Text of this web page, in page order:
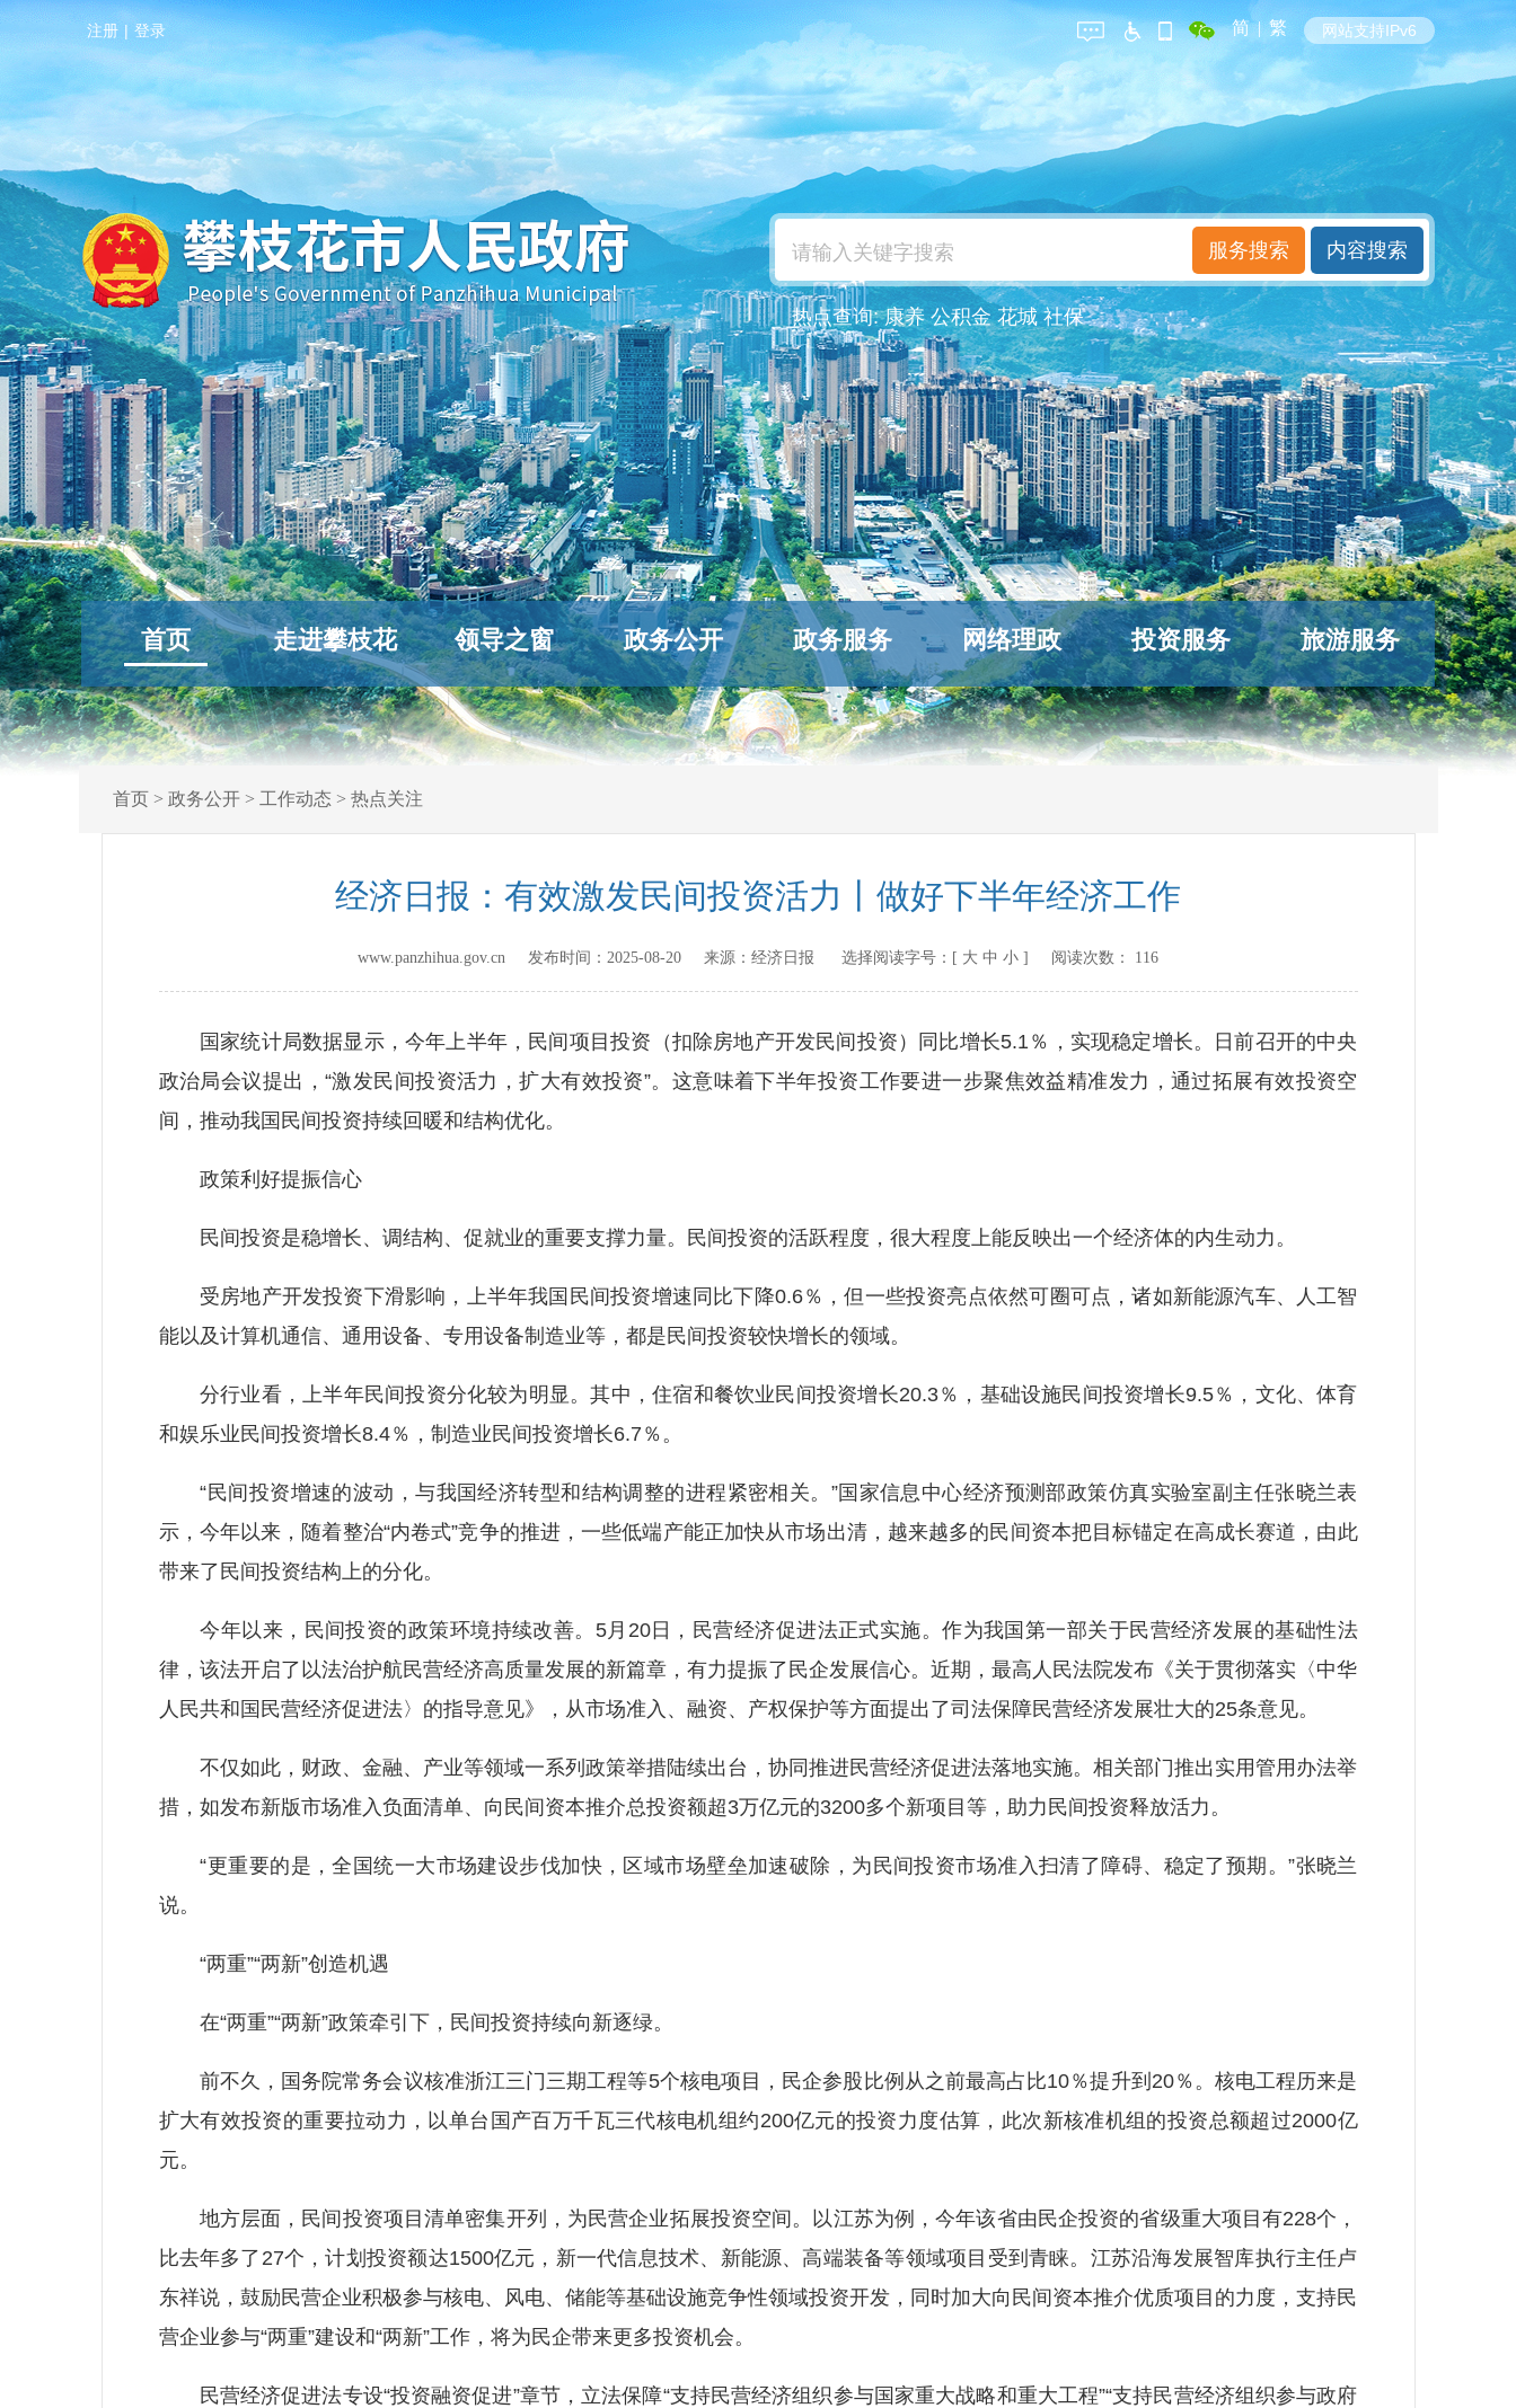
注册 | 登录 简 | 繁 网站支持IPv6
热点查询:康养 公积金 花城 社保
首页 走进攀枝花 领导之窗 政务公开 政务服务 网络理政 投资服务 旅游服务
首页> 政务公开> 工作动态 > 热点关注
经济日报：有效激发民间投资活力丨做好下半年经济工作
www.panzhihua.gov.cn 发布时间： 2025-08-20 来源： 经济日报 选择阅读字号：[ 大 中 小 ] 阅读次数： 116
国家统计局数据显示，今年上半年，民间项目投资（扣除房地产开发民间投资）同比增长5.1％，实现稳定增长。日前召开的中央
政治局会议提出，“激发民间投资活力，扩大有效投资”。这意味着下半年投资工作要进一步聚焦效益精准发力，通过拓展有效投资空
间，推动我国民间投资持续回暖和结构优化。
政策利好提振信心
民间投资是稳增长、调结构、促就业的重要支撑力量。民间投资的活跃程度，很大程度上能反映出一个经济体的内生动力。
受房地产开发投资下滑影响，上半年我国民间投资增速同比下降0.6％，但一些投资亮点依然可圈可点，诸如新能源汽车、人工智
能以及计算机通信、通用设备、专用设备制造业等，都是民间投资较快增长的领域。
分行业看，上半年民间投资分化较为明显。其中，住宿和餐饮业民间投资增长20.3％，基础设施民间投资增长9.5％，文化、体育
和娱乐业民间投资增长8.4％，制造业民间投资增长6.7％。
“民间投资增速的波动，与我国经济转型和结构调整的进程紧密相关。”国家信息中心经济预测部政策仿真实验室副主任张晓兰表
示，今年以来，随着整治“内卷式”竞争的推进，一些低端产能正加快从市场出清，越来越多的民间资本把目标锚定在高成长赛道，由此
带来了民间投资结构上的分化。
今年以来，民间投资的政策环境持续改善。5月20日，民营经济促进法正式实施。作为我国第一部关于民营经济发展的基础性法
律，该法开启了以法治护航民营经济高质量发展的新篇章，有力提振了民企发展信心。近期，最高人民法院发布《关于贯彻落实〈中华
人民共和国民营经济促进法〉的指导意见》，从市场准入、融资、产权保护等方面提出了司法保障民营经济发展壮大的25条意见。
不仅如此，财政、金融、产业等领域一系列政策举措陆续出台，协同推进民营经济促进法落地实施。相关部门推出实用管用办法举
措，如发布新版市场准入负面清单、向民间资本推介总投资额超3万亿元的3200多个新项目等，助力民间投资释放活力。
“更重要的是，全国统一大市场建设步伐加快，区域市场壁垒加速破除，为民间投资市场准入扫清了障碍、稳定了预期。”张晓兰
说。
“两重”“两新”创造机遇
在“两重”“两新”政策牵引下，民间投资持续向新逐绿。
前不久，国务院常务会议核准浙江三门三期工程等5个核电项目，民企参股比例从之前最高占比10％提升到20％。核电工程历来是
扩大有效投资的重要拉动力，以单台国产百万千瓦三代核电机组约200亿元的投资力度估算，此次新核准机组的投资总额超过2000亿
元。
地方层面，民间投资项目清单密集开列，为民营企业拓展投资空间。以江苏为例，今年该省由民企投资的省级重大项目有228个，
比去年多了27个，计划投资额达1500亿元，新一代信息技术、新能源、高端装备等领域项目受到青睐。江苏沿海发展智库执行主任卢
东祥说，鼓励民营企业积极参与核电、风电、储能等基础设施竞争性领域投资开发，同时加大向民间资本推介优质项目的力度，支持民
营企业参与“两重”建设和“两新”工作，将为民企带来更多投资机会。
民营经济促进法专设“投资融资促进”章节，立法保障“支持民营经济组织参与国家重大战略和重大工程”“支持民营经济组织参与政府